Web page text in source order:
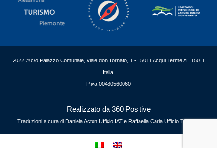
2022 © c/o Palazzo Comunale, viale don Tornato, 1 - 15011 Acqui Terme AL 15011
Italia.
P.iva 00430560060
Realizzato da 360 Positive
Traduzioni a cura di Daniela Acton Ufficio IAT e Raffaella Caria Ufficio Turismo